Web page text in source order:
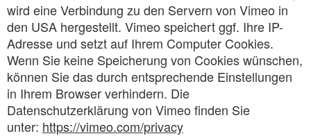
wird eine Verbindung zu den Servern von Vimeo in
den USA hergestellt. Vimeo speichert ggf. Ihre IP-
Adresse und setzt auf Ihrem Computer Cookies.
Wenn Sie keine Speicherung von Cookies wünschen,
können Sie das durch entsprechende Einstellungen
in Ihrem Browser verhindern. Die
Datenschutzerklärung von Vimeo finden Sie
unter: https://vimeo.com/privacy